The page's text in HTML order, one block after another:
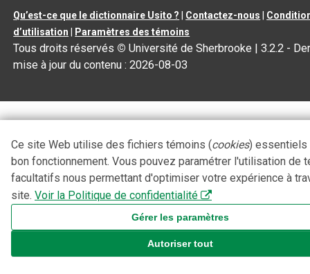
Qu’est-ce que le dictionnaire Usito ? | Contactez-nous |
d’utilisation | Paramètres des témoins
Tous droits réservés © Université de Sherbrooke |3.2.2 -
mise à jour du contenu :2026-08-03
Ce site Web utilise des fichiers témoins (cookies) essentiels
bon fonctionnement. Vous pouvez paramétrer l'utilisation de
facultatifs nous permettant d'optimiser votre expérience à
site. Voir la Politique de confidentialité
Gérer les paramètres
Autoriser tout